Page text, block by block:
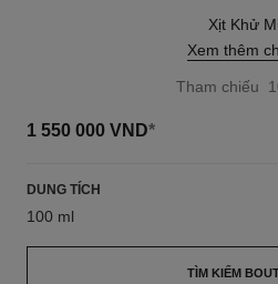
Xịt Khử
Xem thêm
Tham chiếu
1 550 000 VND*
DUNG TÍCH
100 ml
TÌM KIẾM